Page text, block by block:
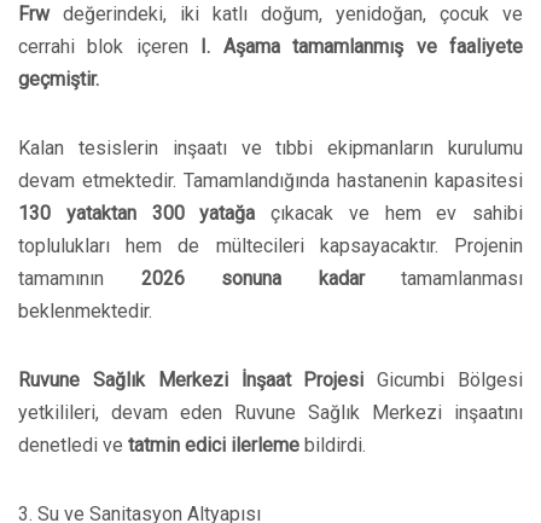
Frwdeğerindeki, iki katlı doğum, yenidoğan, çocuk ve
cerrahi blok içeren I. Aşama tamamlanmış ve faaliyete
geçmiştir.
Kalan tesislerin inşaatı ve tıbbi ekipmanların kurulumu
devam etmektedir. Tamamlandığında hastanenin kapasitesi
130 yataktan 300 yatağa çıkacak ve hem ev sahibi
toplulukları hem de mültecileri kapsayacaktır. Projenin
tamamının 2026 sonuna kadartamamlanması
beklenmektedir.
Ruvune Sağlık Merkezi İnşaat Projesi Gicumbi Bölgesi
yetkilileri, devam eden Ruvune Sağlık Merkezi inşaatını
denetledi ve tatmin edici ilerleme bildirdi.
3. Su ve Sanitasyon Altyapısı